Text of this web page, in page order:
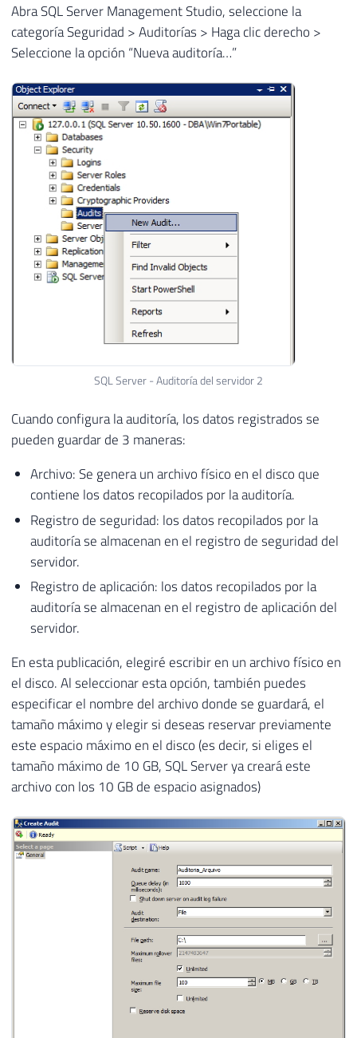
Abra SQL Server Management Studio, seleccione la
categoría Seguridad > Auditorías > Haga clic derecho >
Seleccione la opción “Nueva auditoría…”
SQL Server - Auditoría del servidor 2
Cuando configura la auditoría, los datos registrados se
pueden guardar de 3 maneras:
Archivo: Se genera un archivo físico en el disco que
contiene los datos recopilados por la auditoría.
Registro de seguridad: los datos recopilados por la
auditoría se almacenan en el registro de seguridad del
servidor.
Registro de aplicación: los datos recopilados por la
auditoría se almacenan en el registro de aplicación del
servidor.
En esta publicación, elegiré escribir en un archivo físico en
el disco. Al seleccionar esta opción, también puedes
especificar el nombre del archivo donde se guardará, el
tamaño máximo y elegir si deseas reservar previamente
este espacio máximo en el disco (es decir, si eliges el
tamaño máximo de 10 GB, SQL Server ya creará este
archivo con los 10 GB de espacio asignados)